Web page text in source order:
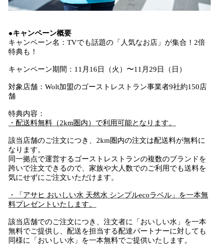
●キャンペーン概要
キャンペーン名：TVでも話題の「人気なお店」が集合！2倍
特典も！
キャンペーン期間：11月16日（火）〜11月29日（日）
対象店舗：Wolt加盟のゴーストレストラン事業者9社約150店
舗
特典内容：
・配送料無料（2km圏内）で利用可能となります。
該当店舗のご注文につき、2km圏内の注文は配送料が無料に
なります。
同一拠点で運営するゴーストレストランの複数のブランドを
跨いで注文できるので、家族や大人数でのご利用でも送料を
気にせずにご注文いただけます。
・「アサヒ おいしい水 天然水 シンプルecoラベル」を一本無
料プレゼントいたします。
該当店舗でのご注文につき、注文者に「おいしい水」を一本
無料でご提供し、配送を担当する配達パートナーに対しても
同様に「おいしい水」を一本無料でご提供いたします。